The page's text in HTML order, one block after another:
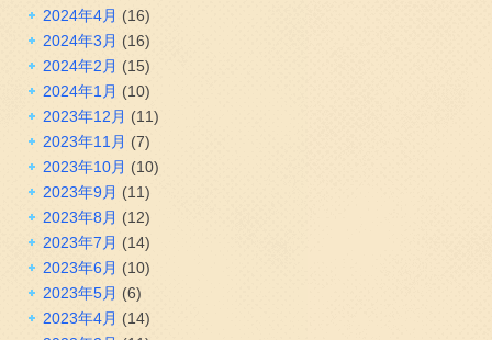
2024年4月 (16)
2024年3月 (16)
2024年2月 (15)
2024年1月 (10)
2023年12月 (11)
2023年11月 (7)
2023年10月 (10)
2023年9月 (11)
2023年8月 (12)
2023年7月 (14)
2023年6月 (10)
2023年5月 (6)
2023年4月 (14)